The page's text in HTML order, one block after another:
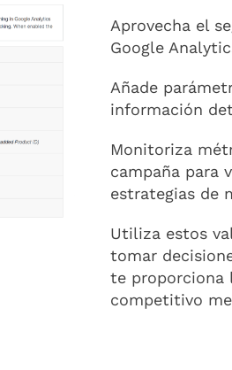
Aprovecha el
Google
Añade
información
Monitoriza
campaña para
estrategias de
Utiliza estos
tomar
te proporciona
competitivo